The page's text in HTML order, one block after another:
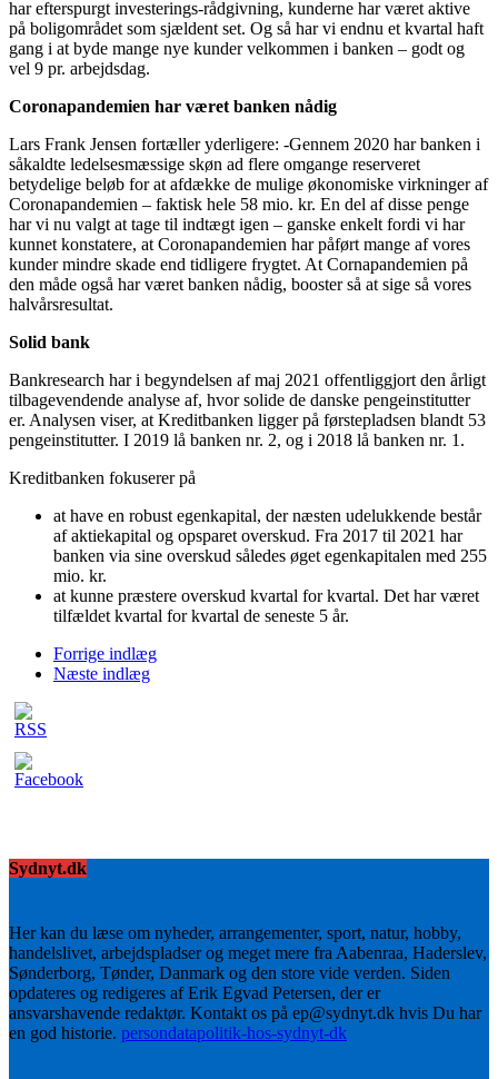
har efterspurgt investerings-rådgivning, kunderne har været aktive
på boligområdet som sjældent set. Og så har vi endnu et kvartal haft
gang i at byde mange nye kunder velkommen i banken – godt og
vel 9 pr. arbejdsdag.
Coronapandemien har været banken nådig
Lars Frank Jensen fortæller yderligere: -Gennem 2020 har banken i
såkaldte ledelsesmæssige skøn ad flere omgange reserveret
betydelige beløb for at afdække de mulige økonomiske virkninger af
Coronapandemien – faktisk hele 58 mio. kr. En del af disse penge
har vi nu valgt at tage til indtægt igen – ganske enkelt fordi vi har
kunnet konstatere, at Coronapandemien har påført mange af vores
kunder mindre skade end tidligere frygtet. At Cornapandemien på
den måde også har været banken nådig, booster så at sige så vores
halvårsresultat.
Solid bank
Bankresearch har i begyndelsen af maj 2021 offentliggjort den årligt
tilbagevendende analyse af, hvor solide de danske pengeinstitutter
er. Analysen viser, at Kreditbanken ligger på førstepladsen blandt 53
pengeinstitutter. I 2019 lå banken nr. 2, og i 2018 lå banken nr. 1.
Kreditbanken fokuserer på
at have en robust egenkapital, der næsten udelukkende består
af aktiekapital og opsparet overskud. Fra 2017 til 2021 har
banken via sine overskud således øget egenkapitalen med 255
mio. kr.
at kunne præstere overskud kvartal for kvartal. Det har været
tilfældet kvartal for kvartal de seneste 5 år.
Forrige indlæg
Næste indlæg
Sydnyt.dk
Her kan du læse om nyheder, arrangementer, sport, natur, hobby,
handelslivet, arbejdspladser og meget mere fra Aabenraa, Haderslev,
Sønderborg, Tønder, Danmark og den store vide verden. Siden
opdateres og redigeres af Erik Egvad Petersen, der er
ansvarshavende redaktør. Kontakt os på ep@sydnyt.dk hvis Du har
en god historie. persondatapolitik-hos-sydnyt-dk